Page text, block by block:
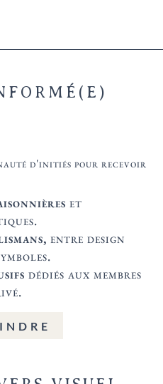
d'initiés pour recevoir
et
entre design
dédiés aux membres